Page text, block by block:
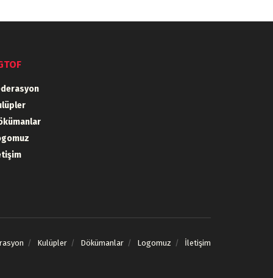
Kulüpler Dökümanlar Logomuz İletişim